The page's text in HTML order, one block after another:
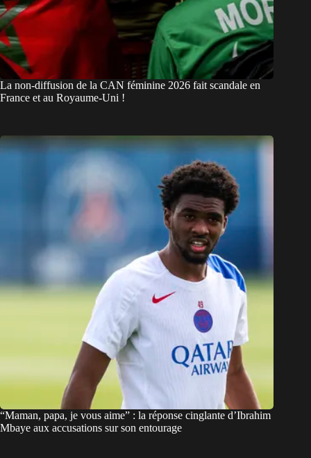
La non-diffusion de la CAN féminine 2026 fait scandale en
France et au Royaume-Uni !
“Maman, papa, je vous aime” : la réponse cinglante d’Ibrahim
Mbaye aux accusations sur son entourage